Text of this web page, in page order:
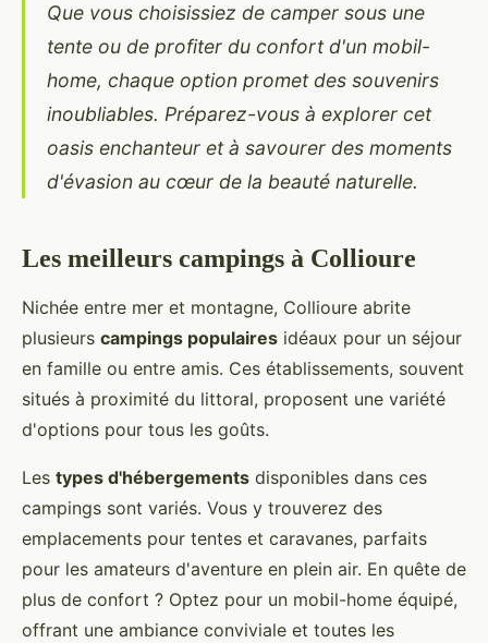
Que vous choisissiez de camper sous une
tente ou de profiter du confort d'un mobil-
home, chaque option promet des souvenirs
inoubliables. Préparez-vous à explorer cet
oasis enchanteur et à savourer des moments
d'évasion au cœur de la beauté naturelle.
Les meilleurs campings à Collioure
Nichée entre mer et montagne, Collioure abrite
plusieurs campings populaires idéaux pour un séjour
en famille ou entre amis. Ces établissements, souvent
situés à proximité du littoral, proposent une variété
d'options pour tous les goûts.
Les types d'hébergements disponibles dans ces
campings sont variés. Vous y trouverez des
emplacements pour tentes et caravanes, parfaits
pour les amateurs d'aventure en plein air. En quête de
plus de confort ? Optez pour un mobil-home équipé,
offrant une ambiance conviviale et toutes les